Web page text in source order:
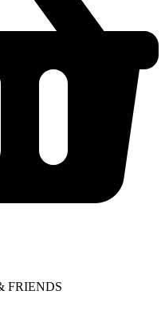
FRIENDS